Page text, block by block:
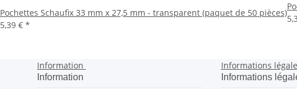
Pochettes Schaufix 33 mm x 27,5 mm - transparent (paquet de 50 pièces)
5,39 € *
Information
Information
Informations
Informations